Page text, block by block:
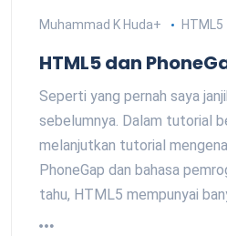
Muhammad K Huda+ HTML5
HTML5 dan
Seperti yang pernah saya
sebelumnya. Dalam tutorial
melanjutkan tutorial
PhoneGap dan bahasa
tahu, HTML5 mempunyai